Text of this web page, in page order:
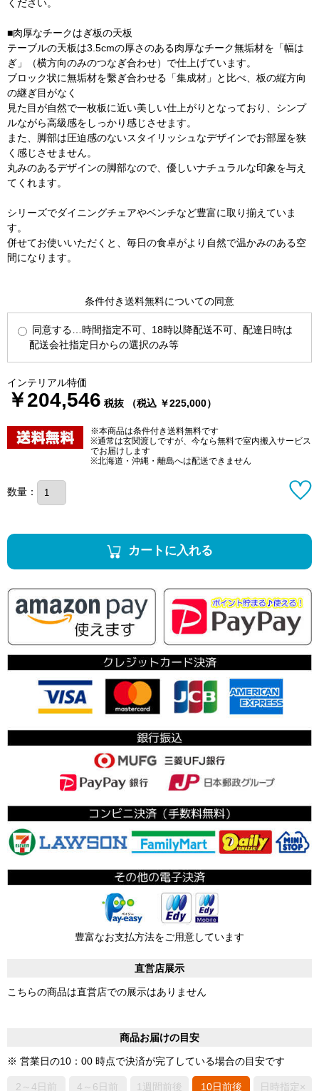
ください。
■肉厚なチークはぎ板の天板
テーブルの天板は3.5cmの厚さのある肉厚なチーク無垢材を「幅は
ぎ」（横方向のみのつなぎ合わせ）で仕上げています。
ブロック状に無垢材を繫ぎ合わせる「集成材」と比べ、板の縦方向
の継ぎ目がなく
見た目が自然で一枚板に近い美しい仕上がりとなっており、シンプ
ルながら高級感をしっかり感じさせます。
また、脚部は圧迫感のないスタイリッシュなデザインでお部屋を狭
く感じさせません。
丸みのあるデザインの脚部なので、優しいナチュラルな印象を与え
てくれます。
シリーズでダイニングチェアやベンチなど豊富に取り揃えていま
す。
併せてお使いいただくと、毎日の食卓がより自然で温かみのある空
間になります。
条件付き送料無料についての同意
同意する…時間指定不可、18時以降配送不可、配達日時は
配送会社指定日からの選択のみ等
インテリアル特価
￥204,546 税抜 （税込 ￥225,000）
※本商品は条件付き送料無料です
※通常は玄関渡しですが、今なら無料で室内搬入サービス
でお届けします
※北海道・沖縄・離島へは配送できません
数量：
カートに入れる
豊富なお支払方法をご用意しています
直営店展示
こちらの商品は直営店での展示はありません
商品お届けの目安
※ 営業日の10：00 時点で決済が完了している場合の目安です
2～4日前 4～6日前 1週間前後 10日前後 日時指定×